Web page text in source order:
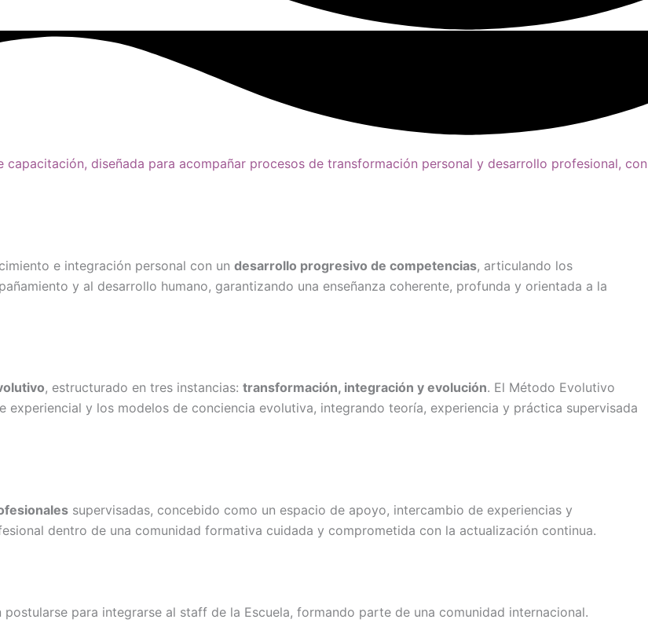
diseñada para acompañar procesos de transformación personal y desarrollo profesional, con
e integración personal con un desarrollo progresivo de competencias, articulando los
y al desarrollo humano, garantizando una enseñanza coherente, profunda y orientada a la
, estructurado en tres instancias: transformación, integración y evolución. El Método Evolutivo
y los modelos de conciencia evolutiva, integrando teoría, experiencia y práctica supervisada
supervisadas, concebido como un espacio de apoyo, intercambio de experiencias y
dentro de una comunidad formativa cuidada y comprometida con la actualización continua.
postularse para integrarse al staff de la Escuela, formando parte de una comunidad internacional.